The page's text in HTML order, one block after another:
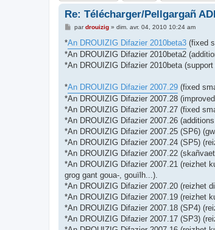
Re: Télécharger/Pellgargañ
M
s
s
a
g
e
pardrouizig» dim. avr. 04, 2010 10:24 am
*An DROUIZIG Difazier 2010beta3 (fixed
*An DROUIZIG Difazier 2010beta2
*An DROUIZIG Difazier 2010beta
*An DROUIZIG Difazier 2007.29 (fixed
*An DROUIZIG Difazier 2007.28
*An DROUIZIG Difazier 2007.27 (fixed
*An DROUIZIG Difazier 2007.26
*An DROUIZIG Difazier 2007.25 (SP6)
*An DROUIZIG Difazier 2007.24 (SP5)
*An DROUIZIG Difazier 2007.22
*An DROUIZIG Difazier 2007.21 (reizhet
grog gant goua-, gouïlh...).
*An DROUIZIG Difazier 2007.20 (reizhet
*An DROUIZIG Difazier 2007.19 (reizhet
*An DROUIZIG Difazier 2007.18 (SP4)
*An DROUIZIG Difazier 2007.17 (SP3)